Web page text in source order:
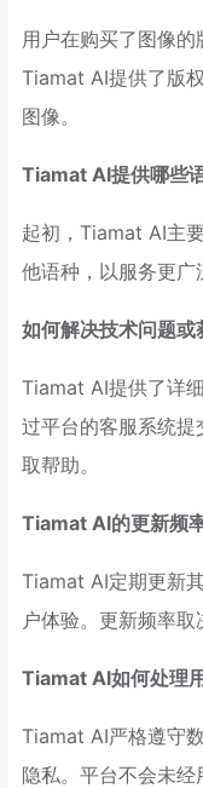
用户在购买了图像的
Tiamat AI提供了版
图像。
Tiamat AI提供哪些
起初，Tiamat AI主
他语种，以服务更广
如何解决技术问题或
Tiamat AI提供了详
过平台的客服系统
取帮助。
Tiamat AI的更新频
Tiamat AI定期更新
户体验。更新频率取
Tiamat AI如何处理
Tiamat AI严格遵守
隐私。平台不会未经